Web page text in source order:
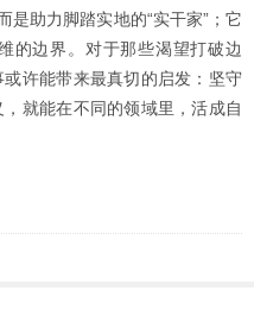
助力脚踏实地的“实干家”；它
的边界。对于那些渴望打破边
许能带来最真切的启发：坚守
就能在不同的领域里，活成自